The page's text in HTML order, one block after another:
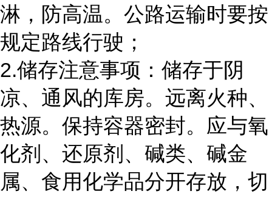
淋，防高温。公路运输时要按
规定路线行驶；
2.储存注意事项：储存于阴
凉、通风的库房。远离火种、
热源。保持容器密封。应与氧
化剂、还原剂、碱类、碱金
属、食用化学品分开存放，切